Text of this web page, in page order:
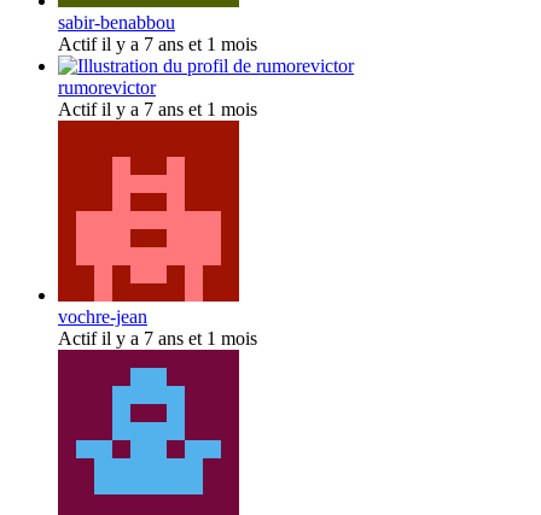
sabir-benabbou
Actif il y a 7 ans et 1 mois
rumorevictor
Actif il y a 7 ans et 1 mois
vochre-jean
Actif il y a 7 ans et 1 mois